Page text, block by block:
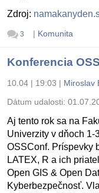
Zdroj:
3 | Komunita
Konferencia
10.04 | 19:03 | Miroslav
Dátum udalosti:
Aj tento rok sa na
Univerzity v dňoch
OSSConf. Príspevky
LATEX, R a ich
Open GIS & Open
Kyberbezpečnosť.